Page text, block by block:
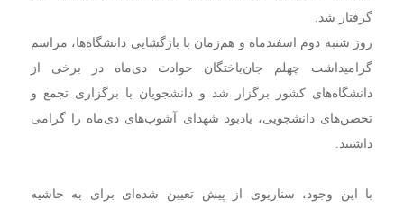
گرفتار شد.
روز شنبه دوم اسفندماه و هم‌زمان با بازگشایی دانشگاه‌ها، مراسم
گرامیداشت چهلم جان‌باختگان حوادث دی‌ماه در برخی از
دانشگاه‌های کشور برگزار شد و دانشجویان با برگزاری تجمع و
تحصن‌های دانشجویی، یادبود شهدای آشوب‌های دی‌ماه را گرامی
داشتند.
با این وجود، سناریوی از پیش تعیین شده‌ای برای به حاشیه